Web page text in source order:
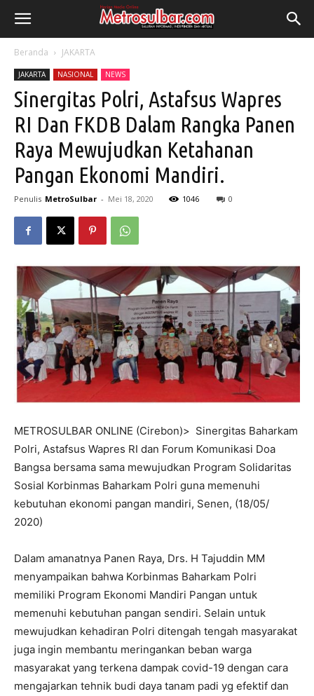
Beranda JAKARTA
JAKARTA NASIONAL NEWS
Sinergitas Polri, Astafsus Wapres
RI Dan FKDB Dalam Rangka Panen
Raya Mewujudkan Ketahanan
Pangan Ekonomi Mandiri.
Penulis MetroSulbar - Mei 18, 2020 1046 0
METROSULBAR ONLINE (Cirebon)> Sinergitas Baharkam
Polri, Astafsus Wapres RI dan Forum Komunikasi Doa
Bangsa bersama sama mewujudkan Program Solidaritas
Sosial Korbinmas Baharkam Polri guna memenuhi
kebutuhan ekonomi pangan mandiri, Senen, (18/05/
2020)
Dalam amanatnya Panen Raya, Drs. H Tajuddin MM
menyampaikan bahwa Korbinmas Baharkam Polri
memiliki Program Ekonomi Mandiri Pangan untuk
memenuhi kebutuhan pangan sendiri. Selain untuk
mewujudkan kehadiran Polri ditengah tengah masyarakat
juga ingin membantu meringankan beban warga
masyarakat yang terkena dampak covid-19 dengan cara
mengajarkan tehnik budi daya tanam padi yg efektif dan